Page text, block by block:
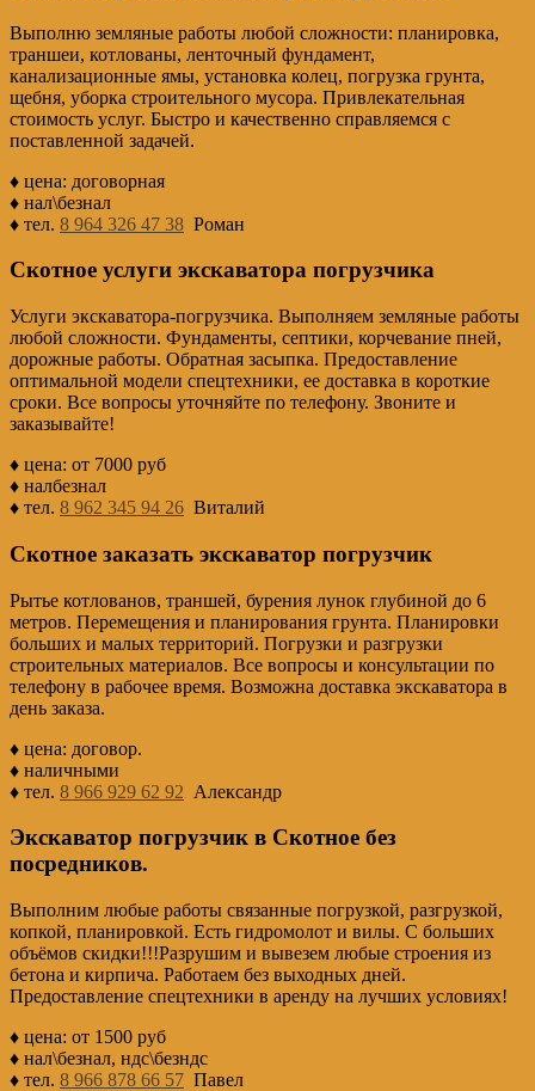
Выполню земляные работы любой сложности: планировка,
траншеи, котлованы, ленточный фундамент,
канализационные ямы, установка колец, погрузка грунта,
щебня, уборка строительного мусора. Привлекательная
стоимость услуг. Быстро и качественно справляемся с
поставленной задачей.
♦ цена: договорная
♦ нал\безнал
♦ тел. 8 964 326 47 38 Роман
Скотное услуги экскаватора погрузчика
Услуги экскаватора-погрузчика. Выполняем земляные работы
любой сложности. Фундаменты, септики, корчевание пней,
дорожные работы. Обратная засыпка. Предоставление
оптимальной модели спецтехники, ее доставка в короткие
сроки. Все вопросы уточняйте по телефону. Звоните и
заказывайте!
♦ цена: от 7000 руб
♦ налбезнал
♦ тел. 8 962 345 94 26 Виталий
Скотное заказать экскаватор погрузчик
Рытье котлованов, траншей, бурения лунок глубиной до 6
метров. Перемещения и планирования грунта. Планировки
больших и малых территорий. Погрузки и разгрузки
строительных материалов. Все вопросы и консультации по
телефону в рабочее время. Возможна доставка экскаватора в
день заказа.
♦ цена: договор.
♦ наличными
♦ тел. 8 966 929 62 92 Александр
Экскаватор погрузчик в Скотное без
посредников.
Выполним любые работы связанные погрузкой, разгрузкой,
копкой, планировкой. Есть гидромолот и вилы. С больших
объёмов скидки!!!Разрушим и вывезем любые строения из
бетона и кирпича. Работаем без выходных дней.
Предоставление спецтехники в аренду на лучших условиях!
♦ цена: от 1500 руб
♦ нал\безнал, ндс\безндс
♦ тел. 8 966 878 66 57 Павел